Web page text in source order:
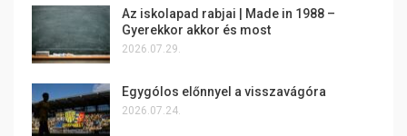
Az iskolapad rabjai | Made in 1988 –
Gyerekkor akkor és most
2026.07.29.
Egygólos előnnyel a visszavágóra
2026.07.24.